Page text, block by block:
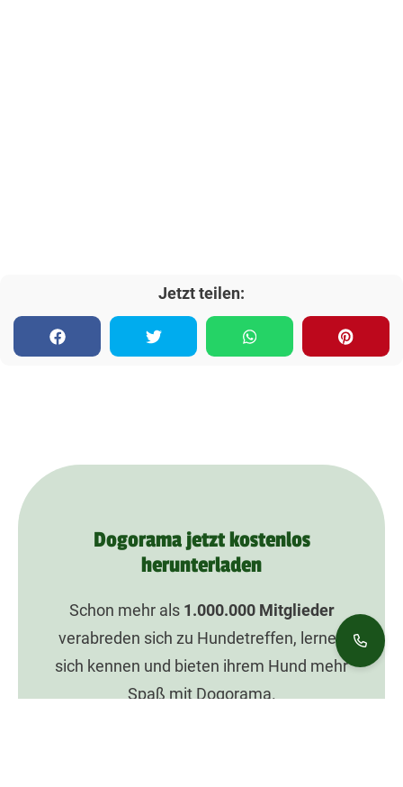
Jetzt teilen:
Dogorama jetzt kostenlos
herunterladen
Schon mehr als 1.000.000Mitglieder
verabreden sich zu Hundetreffen, lernen
sich kennen und bieten ihrem Hund mehr
Spaß mit Dogorama.